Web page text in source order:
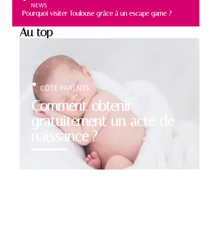
NEWS
Pourquoi visiter Toulouse grâce à un escape game ?
Au top
Comment obtenir
gratuitement un acte de
naissance ?
CÔTÉ PARENTS